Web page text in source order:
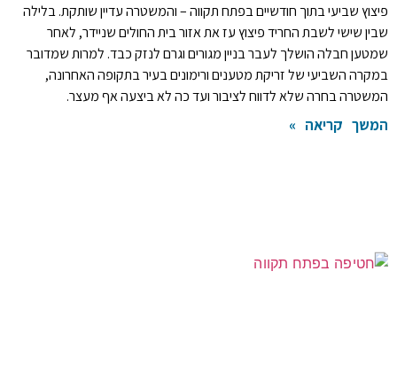
פיצוץ שביעי בתוך חודשיים בפתח תקווה – והמשטרה עדיין שותקת. בלילה
שבין שישי לשבת החריד פיצוץ עז את אזור בית החולים שניידר, לאחר
שמטען חבלה הושלך לעבר בניין מגורים וגרם לנזק כבד. למרות שמדובר
במקרה השביעי של זריקת מטענים ורימונים בעיר בתקופה האחרונה,
המשטרה בחרה שלא לדווח לציבור ועד כה לא ביצעה אף מעצר.
המשך קריאה »